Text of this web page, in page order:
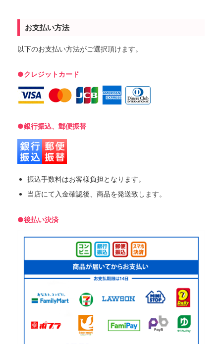
お支払い方法
以下のお支払い方法がご選択頂けます。
●クレジットカード
●銀行振込、郵便振替
振込手数料はお客様負担となります。
当店にて入金確認後、商品を発送致します。
●後払い決済